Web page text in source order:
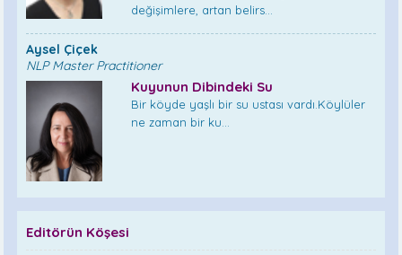
değişimlere, artan belirs...
Aysel Çiçek
NLP Master Practitioner
Kuyunun Dibindeki Su
Bir köyde yaşlı bir su ustası vardı.Köylüler
ne zaman bir ku...
Editörün Köşesi